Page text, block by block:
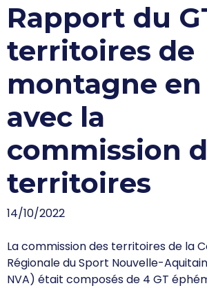
Rapport du
territoires de
montagne
avec la
commission
territoires
14/10/2022
La commission des territoires de la
Régionale du Sport Nouvelle-
NVA) était composés de 4 GT